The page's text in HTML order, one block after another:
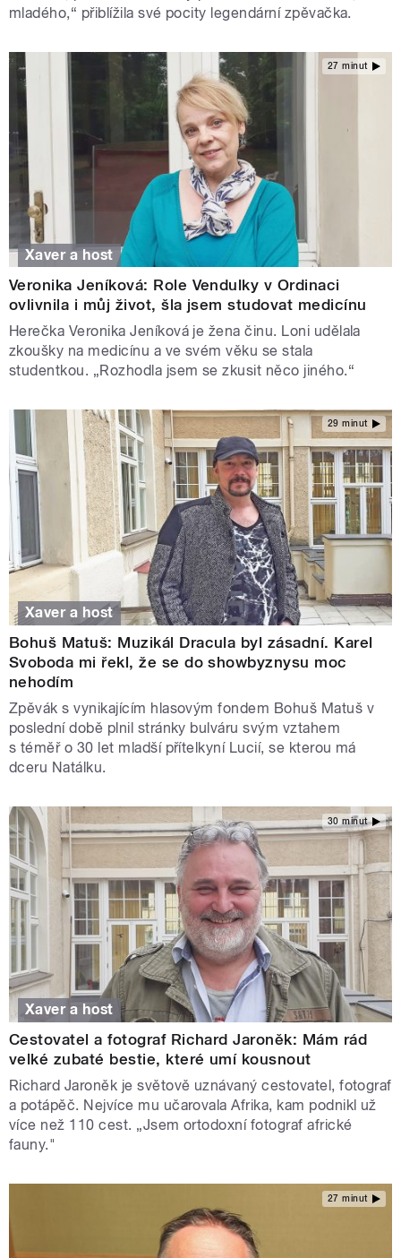
mladého,“ přiblížila své pocity legendární zpěvačka.
27 minut
Xaver a host
Veronika Jeníková: Role Vendulky v Ordinaci
ovlivnila i můj život, šla jsem studovat medicínu
Herečka Veronika Jeníková je žena činu. Loni udělala
zkoušky na medicínu a ve svém věku se stala
studentkou. „Rozhodla jsem se zkusit něco jiného.“
29 minut
Xaver a host
Bohuš Matuš: Muzikál Dracula byl zásadní. Karel
Svoboda mi řekl, že se do showbyznysu moc
nehodím
Zpěvák s vynikajícím hlasovým fondem Bohuš Matuš v
poslední době plnil stránky bulváru svým vztahem
s téměř o 30 let mladší přítelkyní Lucií, se kterou má
dceru Natálku.
30 minut
Xaver a host
Cestovatel a fotograf Richard Jaroněk: Mám rád
velké zubaté bestie, které umí kousnout
Richard Jaroněk je světově uznávaný cestovatel, fotograf
a potápěč. Nejvíce mu učarovala Afrika, kam podnikl už
více než 110 cest. „Jsem ortodoxní fotograf africké
fauny."
27 minut